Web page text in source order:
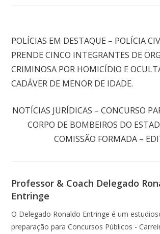
POLÍCIAS EM DESTAQUE – POLÍCIA
PRENDE CINCO INTEGRANTES DE
CRIMINOSA POR HOMICÍDIO E
CADÁVER DE MENOR DE IDADE.
NOTÍCIAS JURÍDICAS – CONCURSO
CORPO DE BOMBEIROS DO
COMISSÃO FORMADA –
Professor & Coach Delegado
Entringe
O Delegado Ronaldo Entringe é um
preparação para Concursos Públicos -